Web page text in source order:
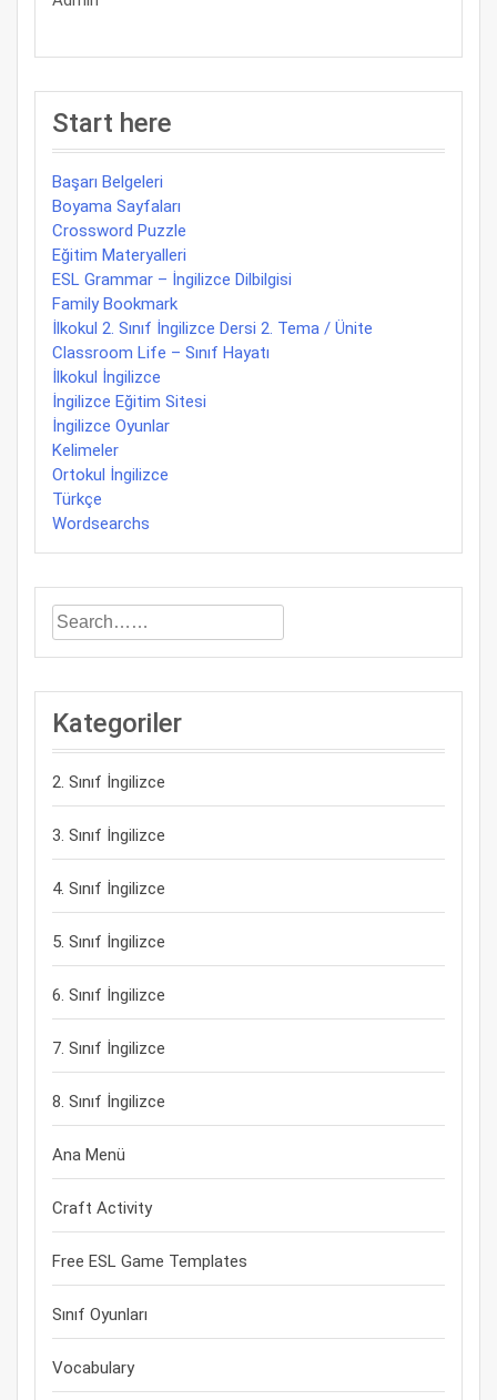
Start here
Başarı Belgeleri
Boyama Sayfaları
Crossword Puzzle
Eğitim Materyalleri
ESL Grammar – İngilizce Dilbilgisi
Family Bookmark
İlkokul 2. Sınıf İngilizce Dersi 2. Tema / Ünite
Classroom Life – Sınıf Hayatı
İlkokul İngilizce
İngilizce Eğitim Sitesi
İngilizce Oyunlar
Kelimeler
Ortokul İngilizce
Türkçe
Wordsearchs
Kategoriler
2. Sınıf İngilizce
3. Sınıf İngilizce
4. Sınıf İngilizce
5. Sınıf İngilizce
6. Sınıf İngilizce
7. Sınıf İngilizce
8. Sınıf İngilizce
Ana Menü
Craft Activity
Free ESL Game Templates
Sınıf Oyunları
Vocabulary